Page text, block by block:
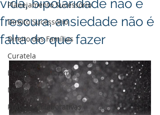
Planejamento Sucessório
Direito Sucessório
Direito das Famílias
Curatela
Empreendedorismo
Mediaçāo
Práticas Colaborativas
vida, bipolaridade não é
frescura, ansiedade não é
falta do que fazer